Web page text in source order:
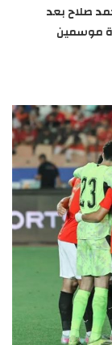
صلاح بعد
موسمين